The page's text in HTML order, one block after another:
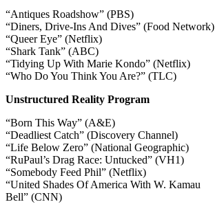
“Antiques Roadshow” (PBS)
“Diners, Drive-Ins And Dives” (Food Network)
“Queer Eye” (Netflix)
“Shark Tank” (ABC)
“Tidying Up With Marie Kondo” (Netflix)
“Who Do You Think You Are?” (TLC)
Unstructured Reality Program
“Born This Way” (A&E)
“Deadliest Catch” (Discovery Channel)
“Life Below Zero” (National Geographic)
“RuPaul’s Drag Race: Untucked” (VH1)
“Somebody Feed Phil” (Netflix)
“United Shades Of America With W. Kamau
Bell” (CNN)